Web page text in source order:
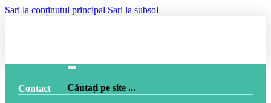
Sari la conținutul principal Sari la subsol
Căutați pe site ...
Contact